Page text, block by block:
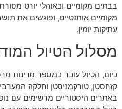
בבתים מקומיים ובאוהלי יורט
מקומיים אותנטיים, ופוגשים את
עתיקות יומין.
מסלול הטיול
כיום, הטיול עובר במספר מדינות
קזחסטן, טורקמניסטן וחלקה
באתרים היסטוריים מרשימים עם